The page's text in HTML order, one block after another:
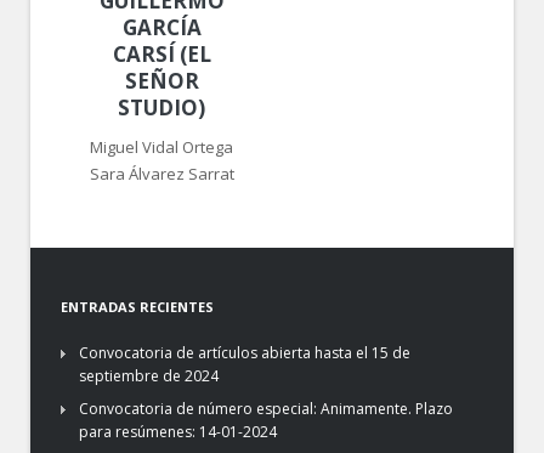
GARCÍA
CARSÍ (EL
SEÑOR
STUDIO)
Miguel Vidal Ortega
Sara Álvarez Sarrat
ENTRADAS RECIENTES
Convocatoria de artículos abierta hasta el 15 de
septiembre de 2024
Convocatoria de número especial: Animamente. Plazo
para resúmenes: 14-01-2024